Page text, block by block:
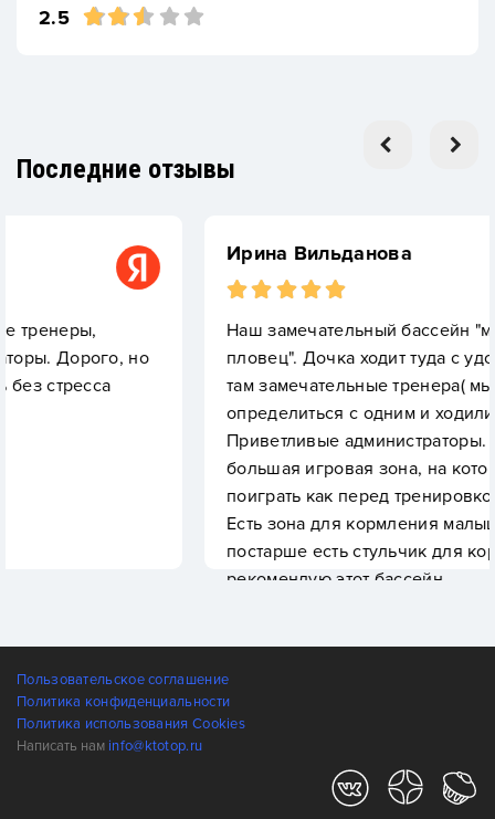
2.5
Последние отзывы
но
Ирина Вильданова
Наш замечательный бассейн "маленький
пловец". Дочка ходит туда с удовольствием,
там замечательные тренера( мы так и не
определиться с одним и ходили к
Приветливые администраторы. Так же там
большая игровая зона, на которой можно
поиграть как перед тренировкой так и после.
Есть зона для кормления малышей, для деток
постарше есть стульчик для кормления. Всем
рекомендую этот бассейн
Пользовательское соглашение
Политика конфиденциальности
Политика использования Cookies
Написать нам info@ktotop.ru